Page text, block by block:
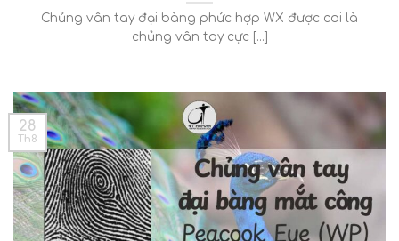
Chủng vân tay đại bàng phức hợp WX được coi là
chủng vân tay cực [...]
28
Th8